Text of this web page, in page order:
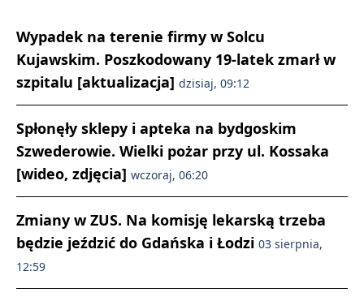
Wypadek na terenie firmy w Solcu
Kujawskim. Poszkodowany 19-latek zmarł w
szpitalu [aktualizacja] dzisiaj, 09:12
Spłonęły sklepy i apteka na bydgoskim
Szwederowie. Wielki pożar przy ul. Kossaka
[wideo, zdjęcia] wczoraj, 06:20
Zmiany w ZUS. Na komisję lekarską trzeba
będzie jeździć do Gdańska i Łodzi 03 sierpnia,
12:59